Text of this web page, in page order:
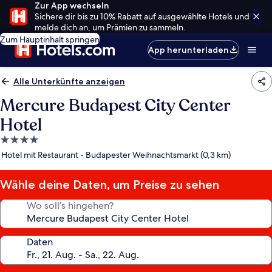
Zur App wechseln
Sichere dir bis zu 10% Rabatt auf ausgewählte Hotels und
melde dich an, um Prämien zu sammeln.
Zum Hauptinhalt springen
App herunterladen
Alle Unterkünfte anzeigen
Mercure Budapest City Center
Hotel
4.0-
Sterne-
Hotel mit Restaurant - Budapester Weihnachtsmarkt (0,3 km)
Wähle deine Daten, um Preise zu sehen
Wo soll’s hingehen?
Daten